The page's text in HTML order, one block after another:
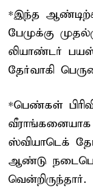
*இந்த
பேமுக்கு
லியாண்டர்
தேர்வாகி
*பெண்கள்
ஸ்வியாடெக்
ஆண்டு
வென்றிருந்தார்.